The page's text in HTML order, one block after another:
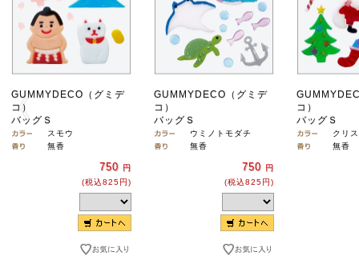
GUMMYDECO（グミデ
コ）
バッグＳ
スモウ
無香
750 円
(税込825円)
GUMMYDECO（グミデ
コ）
バッグＳ
ウミノトモダチ
無香
750 円
(税込825円)
コ）
バッグＳ
クリ
無香